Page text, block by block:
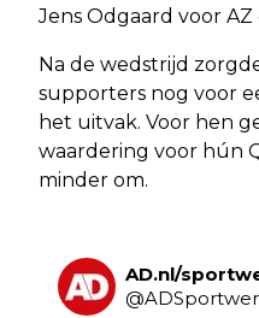
Jens Odgaard voor
Na de wedstrijd
supporters nog voor
het uitvak. Voor hen
waardering voor hún
minder om.
AD.nl/
@